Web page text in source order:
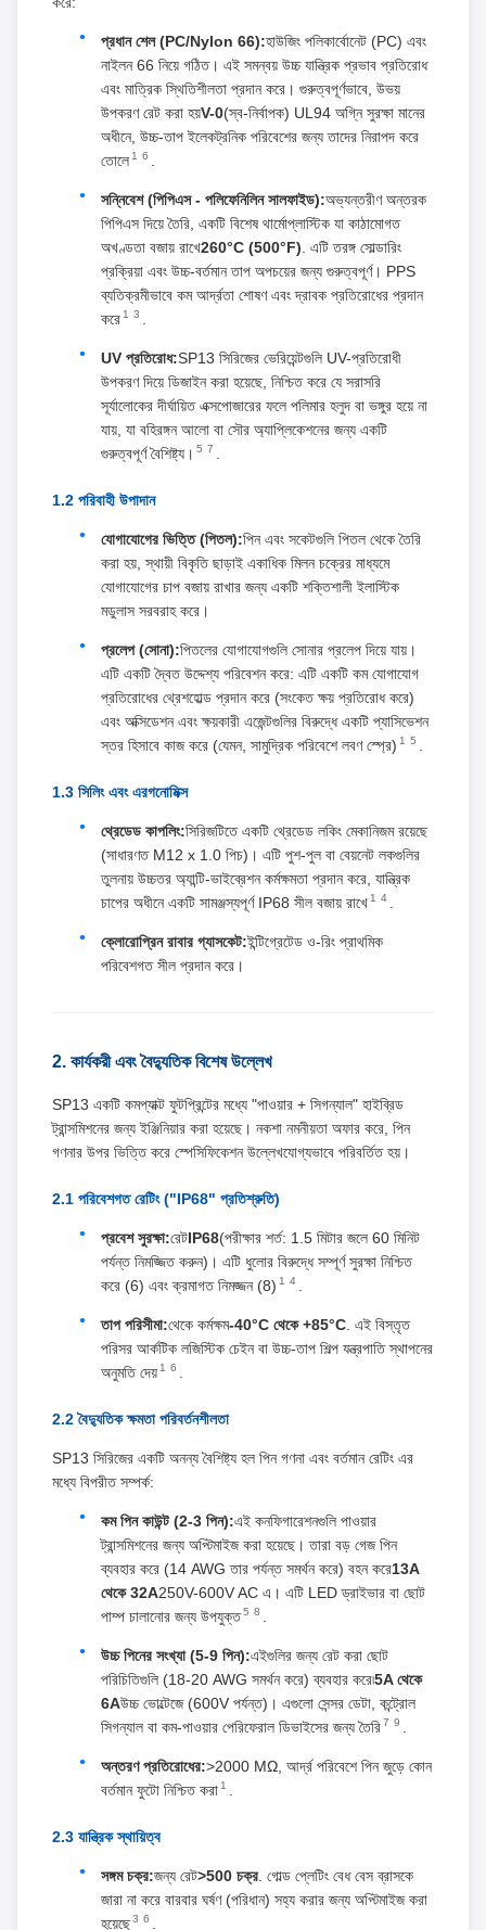
প্রধান শেল (PC/Nylon 66):হাউজিং পলিকার্বোনেট (PC) এবং
নাইলন 66 নিয়ে গঠিত। এই সমন্বয় উচ্চ যান্ত্রিক প্রভাব প্রতিরোধ
এবং মাত্রিক স্থিতিশীলতা প্রদান করে। গুরুত্বপূর্ণভাবে, উভয়
উপকরণ রেট করা হয়V-0(স্ব-নির্বাপক) UL94 অগ্নি সুরক্ষা মানের
অধীনে, উচ্চ-তাপ ইলেকট্রনিক পরিবেশের জন্য তাদের নিরাপদ করে
তোলে 1 6
সন্নিবেশ (পিপিএস - পলিফেনিলিন সালফাইড):অভ্যন্তরীণ অন্তরক
পিপিএস দিয়ে তৈরি, একটি বিশেষ থার্মোপ্লাস্টিক যা কাঠামোগত
অখণ্ডতা বজায় রাখে260°C (500°F) . এটি তরঙ্গ সোল্ডারিং
প্রক্রিয়া এবং উচ্চ-বর্তমান তাপ অপচয়ের জন্য গুরুত্বপূর্ণ। PPS
ব্যতিক্রমীভাবে কম আর্দ্রতা শোষণ এবং দ্রাবক প্রতিরোধের প্রদান
করে 1 3
UV প্রতিরোধ:SP13 সিরিজের ভেরিয়েন্টগুলি UV-প্রতিরোধী
উপকরণ দিয়ে ডিজাইন করা হয়েছে, নিশ্চিত করে যে সরাসরি
সূর্যালোকের দীর্ঘায়িত এক্সপোজারের ফলে পলিমার হলুদ বা ভঙ্গুর হয়ে না
যায়, যা বহিরঙ্গন আলো বা সৌর অ্যাপ্লিকেশনের জন্য একটি
গুরুত্বপূর্ণ বৈশিষ্ট্য। 5 7
1.2 পরিবাহী উপাদান
যোগাযোগের ভিত্তি (পিতল):পিন এবং সকেটগুলি পিতল থেকে তৈরি
করা হয়, স্থায়ী বিকৃতি ছাড়াই একাধিক মিলন চক্রের মাধ্যমে
যোগাযোগের চাপ বজায় রাখার জন্য একটি শক্তিশালী ইলাস্টিক
মডুলাস সরবরাহ করে।
প্রলেপ (সোনা):পিতলের যোগাযোগগুলি সোনার প্রলেপ দিয়ে যায়।
এটি একটি দ্বৈত উদ্দেশ্য পরিবেশন করে: এটি একটি কম যোগাযোগ
প্রতিরোধের থ্রেশহোল্ড প্রদান করে (সংকেত ক্ষয় প্রতিরোধ করে)
এবং অক্সিডেশন এবং ক্ষয়কারী এজেন্টগুলির বিরুদ্ধে একটি প্যাসিভেশন
স্তর হিসাবে কাজ করে (যেমন, সামুদ্রিক পরিবেশে লবণ স্প্রে) 1 5
1.3 সিলিং এবং এরগনোমিক্স
থ্রেডেড কাপলিং:সিরিজটিতে একটি থ্রেডেড লকিং মেকানিজম রয়েছে
(সাধারণত M12 x 1.0 পিচ)। এটি পুশ-পুল বা বেয়নেট লকগুলির
তুলনায় উচ্চতর অ্যান্টি-ভাইব্রেশন কর্মক্ষমতা প্রদান করে, যান্ত্রিক
চাপের অধীনে একটি সামঞ্জস্যপূর্ণ IP68 সীল বজায় রাখে 1 4
ক্লোরোপ্রিন রাবার গ্যাসকেট:ইন্টিগ্রেটেড ও-রিং প্রাথমিক
পরিবেশগত সীল প্রদান করে।
2. কার্যকরী এবং বৈদ্যুতিক বিশেষ উল্লেখ
SP13 একটি কমপ্যাক্ট ফুটপ্রিন্টের মধ্যে "পাওয়ার + সিগন্যাল" হাইব্রিড
ট্রান্সমিশনের জন্য ইঞ্জিনিয়ার করা হয়েছে। নকশা নমনীয়তা অফার করে, পিন
গণনার উপর ভিত্তি করে স্পেসিফিকেশন উল্লেখযোগ্যভাবে পরিবর্তিত হয়।
2.1 পরিবেশগত রেটিং ("IP68" প্রতিশ্রুতি)
প্রবেশ সুরক্ষা:রেটIP68(পরীক্ষার শর্ত: 1.5 মিটার জলে 60 মিনিট
পর্যন্ত নিমজ্জিত করুন)। এটি ধুলোর বিরুদ্ধে সম্পূর্ণ সুরক্ষা নিশ্চিত
করে (6) এবং ক্রমাগত নিমজ্জন (8) 1 4
তাপ পরিসীমা:থেকে কর্মক্ষম-40°C থেকে +85°C . এই বিস্তৃত
পরিসর আর্কটিক লজিস্টিক চেইন বা উচ্চ-তাপ শিল্প যন্ত্রপাতি স্থাপনের
অনুমতি দেয় 1 6
2.2 বৈদ্যুতিক ক্ষমতা পরিবর্তনশীলতা
SP13 সিরিজের একটি অনন্য বৈশিষ্ট্য হল পিন গণনা এবং বর্তমান রেটিং এর
মধ্যে বিপরীত সম্পর্ক:
কম পিন কাউন্ট (2-3 পিন):এই কনফিগারেশনগুলি পাওয়ার
ট্রান্সমিশনের জন্য অপ্টিমাইজ করা হয়েছে। তারা বড় গেজ পিন
ব্যবহার করে (14 AWG তার পর্যন্ত সমর্থন করে) বহন করে13A
থেকে 32A250V-600V AC এ। এটি LED ড্রাইভার বা ছোট
পাম্প চালানোর জন্য উপযুক্ত5 8
উচ্চ পিনের সংখ্যা (5-9 পিন):এইগুলির জন্য রেট করা ছোট
পরিচিতিগুলি (18-20 AWG সমর্থন করে) ব্যবহার করে৷5A থেকে
6Aউচ্চ ভোল্টেজে (600V পর্যন্ত)। এগুলো সেন্সর ডেটা, কন্ট্রোল
সিগন্যাল বা কম-পাওয়ার পেরিফেরাল ডিভাইসের জন্য তৈরি7 9
অন্তরণ প্রতিরোধের:>2000 MΩ, আর্দ্র পরিবেশে পিন জুড়ে কোন
বর্তমান ফুটো নিশ্চিত করা 1
2.3 যান্ত্রিক স্থায়িত্ব
সঙ্গম চক্র:জন্য রেট>500 চক্র . গোল্ড প্লেটিং বেধ বেস ব্রাসকে
জারা না করে বারবার ঘর্ষণ (পরিধান) সহ্য করার জন্য অপ্টিমাইজ করা
হয়েছে3 6